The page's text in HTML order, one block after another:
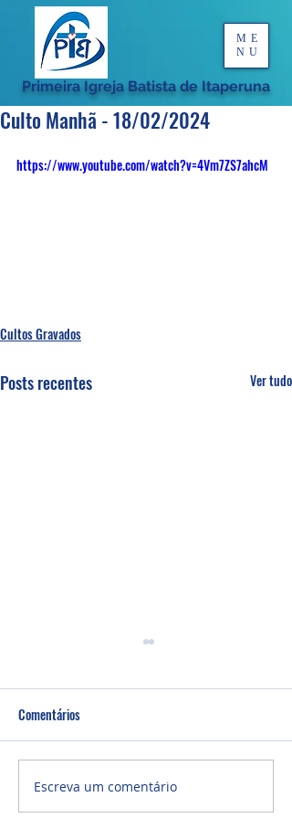
Primeira Igreja Batista de Itaperuna
ME
NU
Culto Manhã - 18/02/2024
https://www.youtube.com/watch?v=4Vm7ZS7ahcM
Cultos Gravados
Posts recentes Ver tudo
Comentários
Escreva um comentário